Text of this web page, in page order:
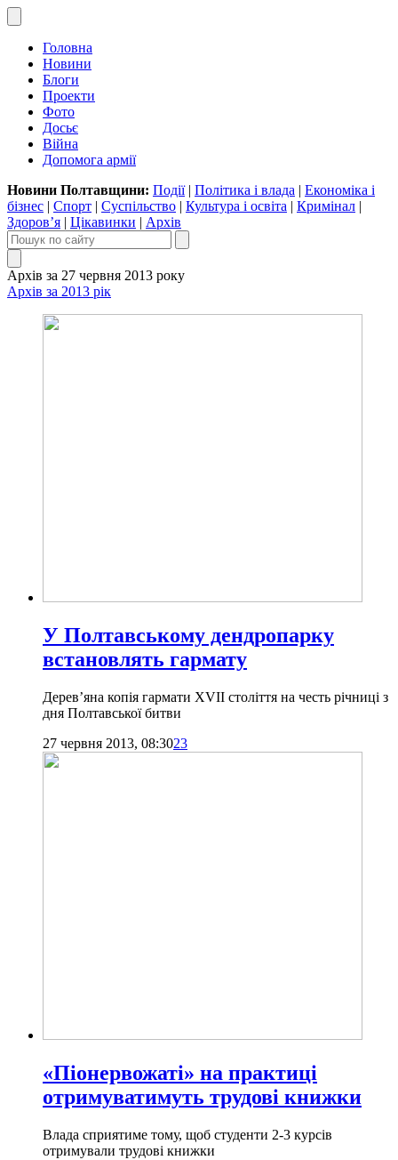
Головна
Новини
Блоги
Проекти
Фото
Досьє
Війна
Допомога армії
Новини Полтавщини: Події| Політика і влада | Економіка і
бізнес | Спорт | Суспільство | Культура і освіта | Кримінал |
Здоров’я | Цікавинки | Архів
Архів за 27 червня 2013 року
Архів за 2013 рік
У Полтавському дендропарку
встановлять гармату
Дерев’яна копія гармати XVII століття на честь річниці з
дня Полтавської битви
27 червня 2013, 08:3023
«Піонервожаті» на практиці
отримуватимуть трудові книжки
Влада сприятиме тому, щоб студенти 2-3 курсів
отримували трудові книжки